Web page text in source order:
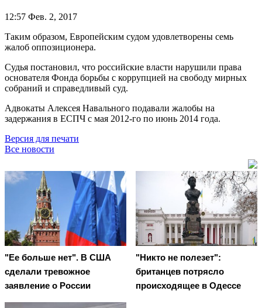
12:57 Фев. 2, 2017
Таким образом, Европейским судом удовлетворены семь
жалоб оппозиционера.
Судья постановил, что российские власти нарушили права
основателя Фонда борьбы с коррупцией на свободу мирных
собраний и справедливый суд.
Адвокаты Алексея Навального подавали жалобы на
задержания в ЕСПЧ с мая 2012-го по июнь 2014 года.
Версия для печати
Все новости
"Ее больше нет". В США
сделали тревожное
заявление о России
"Никто не полезет":
британцев потрясло
происходящее в Одессе